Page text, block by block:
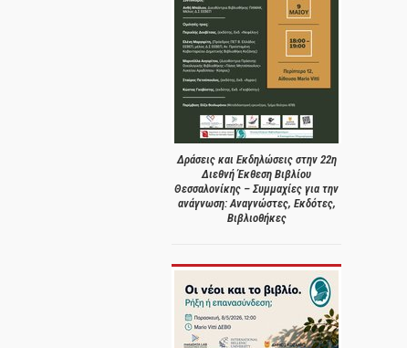
Δράσεις και Εκδηλώσεις στην 22η
Διεθνή Έκθεση Βιβλίου
Θεσσαλονίκης – Συμμαχίες για την
ανάγνωση: Αναγνώστες, Εκδότες,
Βιβλιοθήκες